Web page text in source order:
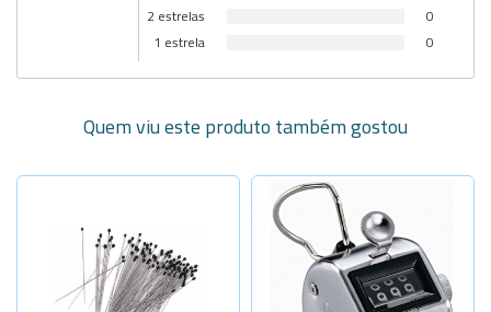
2 estrelas
0
1 estrela
0
Quem viu este produto também gostou
N:000-40x0
-
N:00-40x0, -